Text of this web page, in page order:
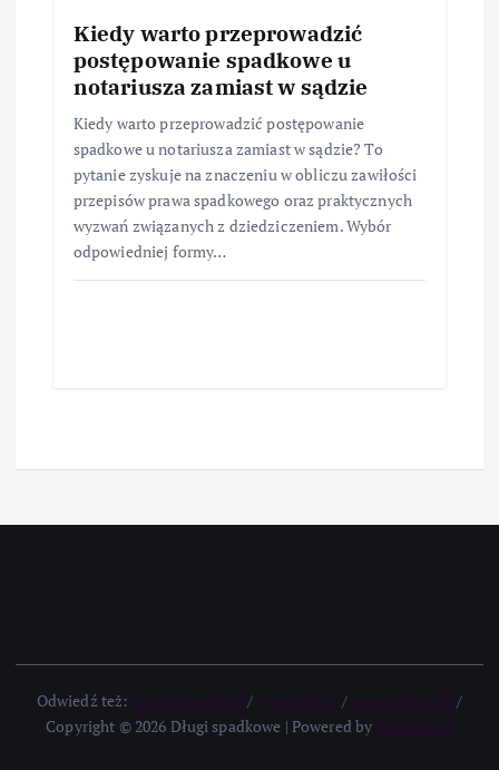
Kiedy warto przeprowadzić
postępowanie spadkowe u
notariusza zamiast w sądzie
Kiedy warto przeprowadzić postępowanie
spadkowe u notariusza zamiast w sądzie? To
pytanie zyskuje na znaczeniu w obliczu zawiłości
przepisów prawa spadkowego oraz praktycznych
wyzwań związanych z dziedziczeniem. Wybór
odpowiedniej formy…
Odwiedź też: / /
/
Copyright © 2026 Długi spadkowe | Powered by